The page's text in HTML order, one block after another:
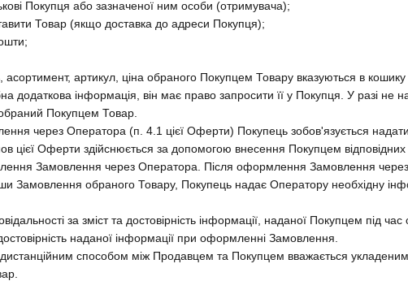
Покупця або зазначеної ним особи (отримувача);
Товар (якщо доставка до адреси Покупця);
асортимент, артикул, ціна обраного Покупцем Товару вказуються в кошику
додаткова інформація, він має право запросити її у Покупця. У разі не
Покупцем Товар.
через Оператора (п. 4.1 цієї Оферти) Покупець зобов'язується
цієї Оферти здійснюється за допомогою внесення Покупцем
Замовлення через Оператора. Після оформлення Замовлення
Замовлення обраного Товару, Покупець надає Оператору необхідну
за зміст та достовірність інформації, наданої Покупцем під
наданої інформації при оформленні Замовлення.
дистанційним способом між Продавцем та Покупцем вважається